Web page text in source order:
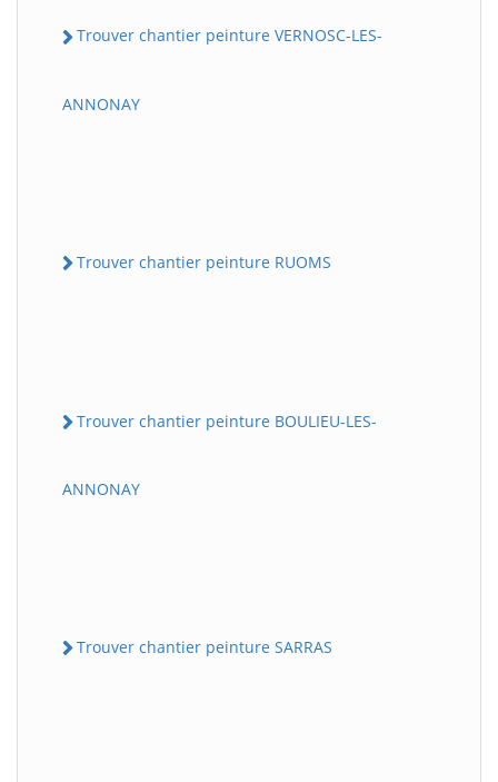
Trouver chantier peinture VERNOSC-LES-
ANNONAY
Trouver chantier peinture RUOMS
Trouver chantier peinture BOULIEU-LES-
ANNONAY
Trouver chantier peinture SARRAS